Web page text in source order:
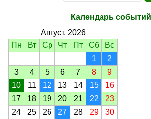
Календарь событий
Август, 2026
Пн
Вт Ср Чт Пт Сб
Вс
1
2
3
4 5 6 7 8
9
10
11 12 13 14 15
16
17
18 19 20 21 22
23
24
25 26 27 28 29
30